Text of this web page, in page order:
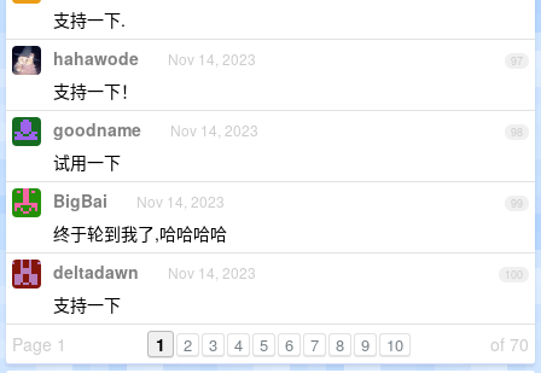
支持一下.
97
hahawode Nov 14, 2023
支持一下！
98
goodname Nov 14, 2023
试用一下
99
BigBai Nov 14, 2023
终于轮到我了,哈哈哈哈
100
deltadawn Nov 14, 2023
支持一下
Page 1
of 70
1 2 3 4 5 6 7 8 9 10